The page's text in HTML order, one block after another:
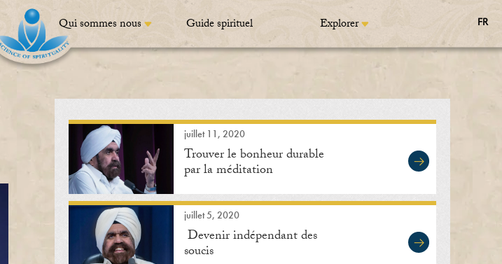
Qui sommes nous Guide spirituel Explorer FR
juillet 11, 2020
Trouver le bonheur durable
par la méditation
juillet 5, 2020
Devenir indépendant des
soucis